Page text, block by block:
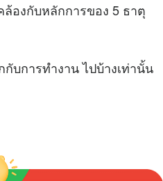
องกับหลักการของ 5 ธาตุ
บการทำงาน ไปบ้างเท่านั้น